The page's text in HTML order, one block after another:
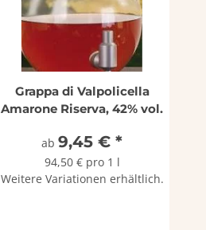
Grappa di Valpolicella
Amarone Riserva, 42% vol.
ab 9,45 € *
94,50 € pro 1 l
Weitere Variationen erhältlich.